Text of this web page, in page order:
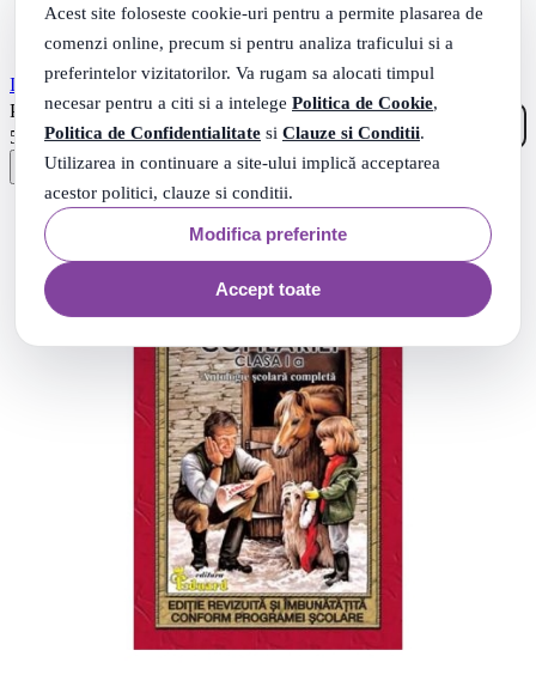
Acest site foloseste cookie-uri pentru a permite plasarea de
comenzi online, precum si pentru analiza traficului si a
preferintelor vizitatorilor. Va rugam sa alocati timpul
necesar pentru a citi si a intelege Politica de Cookie,
Politica de Confidentialitate si Clauze si Conditii.
Utilizarea in continuare a site-ului implică acceptarea
acestor politici, clauze si conditii.
Modifica preferinte
Accept toate
In tara Lectiilor Neinvatate - Lea Gheraskina
PRP: 10.00Lei
5
Lei